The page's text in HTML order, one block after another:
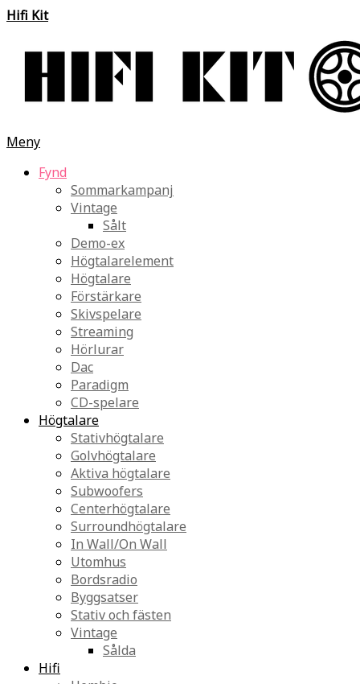
Hifi Kit
Meny
Fynd
Sommarkampanj
Vintage
Sålt
Demo-ex
Högtalarelement
Högtalare
Förstärkare
Skivspelare
Streaming
Hörlurar
Dac
Paradigm
CD-spelare
Högtalare
Stativhögtalare
Golvhögtalare
Aktiva högtalare
Subwoofers
Centerhögtalare
Surroundhögtalare
In Wall/On Wall
Utomhus
Bordsradio
Byggsatser
Stativ och fästen
Vintage
Sålda
Hifi